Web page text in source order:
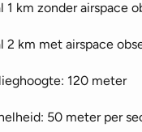
1 km zonder airspace
2 km met airspace
120 meter
50 meter per